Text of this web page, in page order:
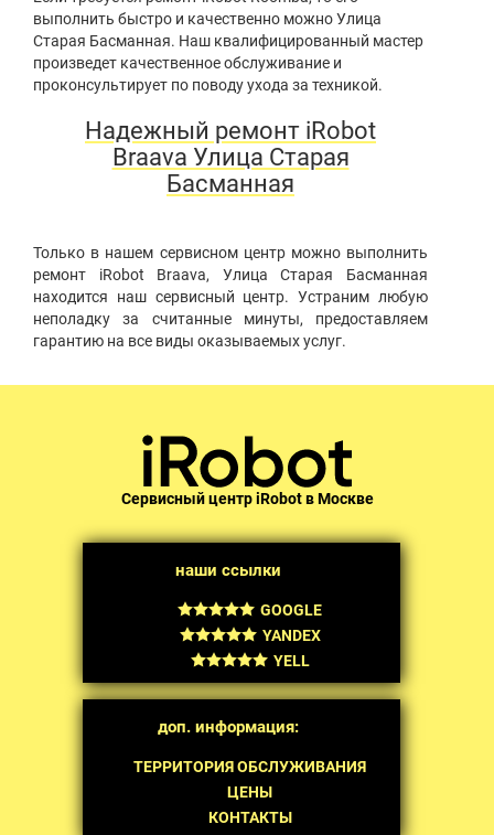
выполнить быстро и качественно можно Улица
Старая Басманная. Наш квалифицированный мастер
произведет качественное обслуживание и
проконсультирует по поводу ухода за техникой.
Надежный ремонт iRobot
Braava Улица Старая
Басманная
Только в нашем сервисном центр можно выполнить
ремонт iRobot Braava, Улица Старая Басманная
находится наш сервисный центр. Устраним любую
неполадку за считанные минуты, предоставляем
гарантию на все виды оказываемых услуг.
Сервисный центр iRobot в Москве
наши ссылки
GOOGLE
YANDEX
YELL
доп. информация:
ТЕРРИТОРИЯ ОБСЛУЖИВАНИЯ
ЦЕНЫ
КОНТАКТЫ